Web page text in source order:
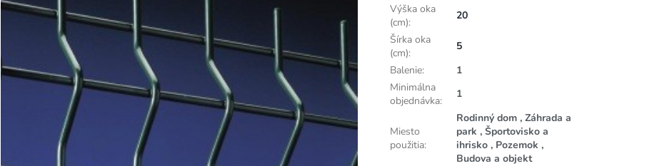
Výška oka
(cm):
20
Šírka oka
(cm):
5
Balenie:
1
Minimálna
objednávka:
1
Miesto
použitia:
Rodinný dom , Záhrada a
park , Športovisko a
ihrisko , Pozemok ,
Budova a objekt